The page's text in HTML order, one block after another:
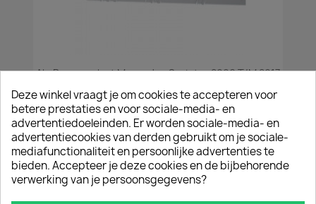
Alu Bumperplaat Mercedes Sprinter 2006 T/m 2017
€ 90,75 incl. btw
€ 75,00excl. btw
Deze winkel vraagt je om cookies te accepteren voor
betere prestaties en voor sociale-media- en
advertentiedoeleinden. Er worden sociale-media- en
advertentiecookies van derden gebruikt om je sociale-
mediafunctionaliteit en persoonlijke advertenties te
bieden. Accepteer je deze cookies en de bijbehorende
verwerking van je persoonsgegevens?